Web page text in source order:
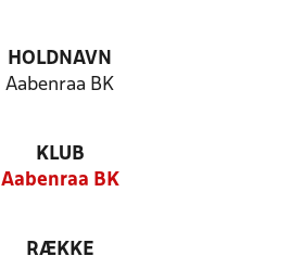
HOLDNAVN
Aabenraa BK
KLUB
Aabenraa BK
RÆKKE